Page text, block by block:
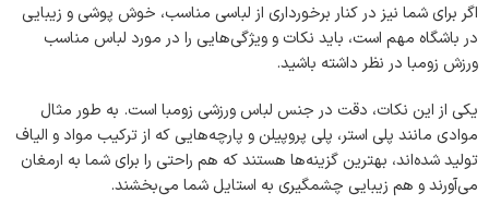
اگر برای شما نیز در کنار برخورداری از لباسی مناسب، خوش پوشی و زیبایی
در باشگاه مهم است، باید نکات و ویژگی‌هایی را در مورد لباس مناسب
ورزش زومبا در نظر داشته باشید.
یکی از این نکات، دقت در جنس لباس ورزشی زومبا است. به طور مثال
موادی مانند پلی استر، پلی پروپیلن و پارچه‌هایی که از ترکیب مواد و الیاف
تولید شده‌اند، بهترین گزینه‌ها هستند که هم راحتی را برای شما به ارمغان
می‌آورند و هم زیبایی چشمگیری به استایل شما می‌بخشند.